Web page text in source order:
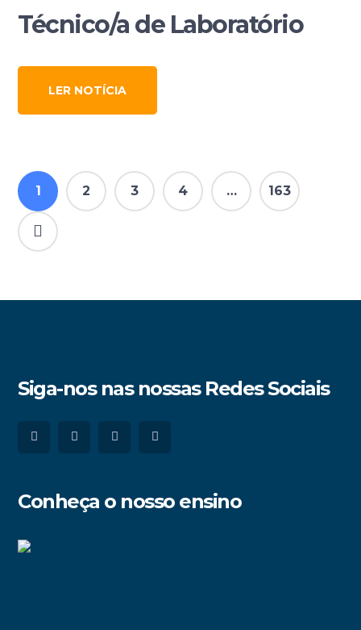
Técnico/a de Laboratório
LER NOTÍCIA
1 2 3 4 … 163
Siga-nos nas nossas Redes Sociais
Conheça o nosso ensino